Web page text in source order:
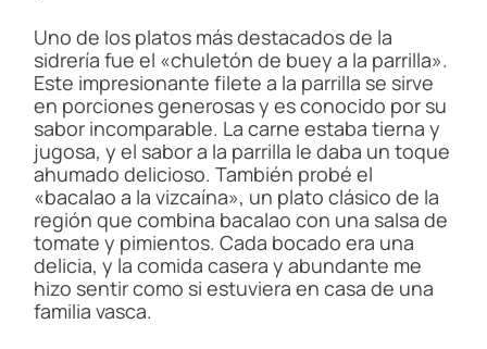
Uno de los platos más destacados de la
sidrería fue el «chuletón de buey a la parrilla».
Este impresionante filete a la parrilla se sirve
en porciones generosas y es conocido por su
sabor incomparable. La carne estaba tierna y
jugosa, y el sabor a la parrilla le daba un toque
ahumado delicioso. También probé el
«bacalao a la vizcaína», un plato clásico de la
región que combina bacalao con una salsa de
tomate y pimientos. Cada bocado era una
delicia, y la comida casera y abundante me
hizo sentir como si estuviera en casa de una
familia vasca.